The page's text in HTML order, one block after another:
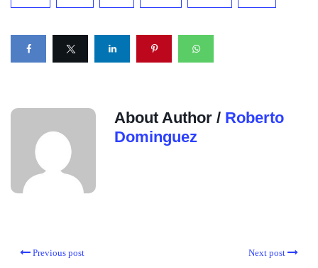
About Author / Roberto
Dominguez
Previous post Next post